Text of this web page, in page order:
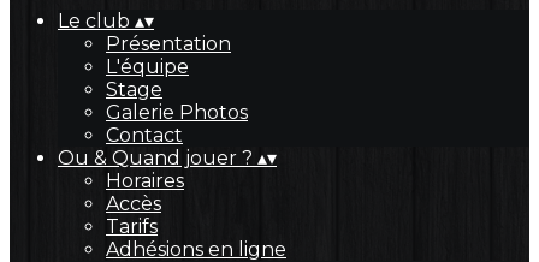
Le club ▴▾
Présentation
L'équipe
Stage
Galerie Photos
Contact
Ou & Quand jouer ? ▴▾
Horaires
Accès
Tarifs
Adhésions en ligne